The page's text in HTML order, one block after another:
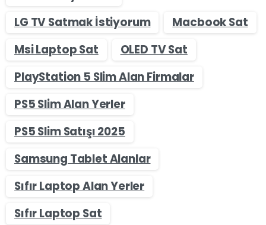
LG TV Satmak İstiyorum
Macbook Sat
Msi Laptop Sat
OLED TV Sat
PlayStation 5 Slim Alan Firmalar
PS5 Slim Alan Yerler
PS5 Slim Satışı 2025
Samsung Tablet Alanlar
Sıfır Laptop Alan Yerler
Sıfır Laptop Sat